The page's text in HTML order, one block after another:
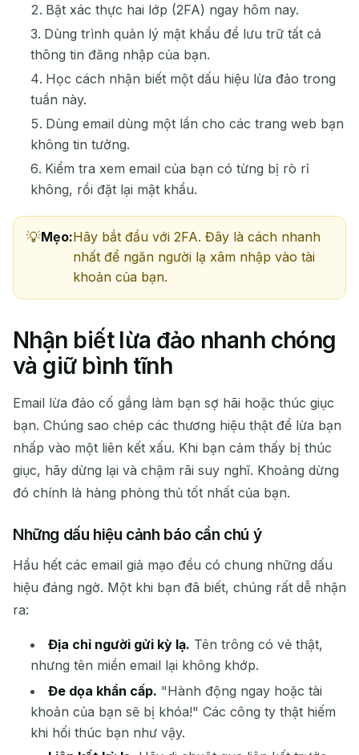
Bật xác thực hai lớp (2FA) ngay hôm nay.
Dùng trình quản lý mật khẩu để lưu trữ tất cả
thông tin đăng nhập của bạn.
Học cách nhận biết một dấu hiệu lừa đảo trong
tuần này.
Dùng email dùng một lần cho các trang web bạn
không tin tưởng.
Kiểm tra xem email của bạn có từng bị rò rỉ
không, rồi đặt lại mật khẩu.
Mẹo:Hãy bắt đầu với 2FA. Đây là cách nhanh
nhất để ngăn người lạ xâm nhập vào tài
khoản của bạn.
Nhận biết lừa đảo nhanh chóng
và giữ bình tĩnh
Email lừa đảo cố gắng làm bạn sợ hãi hoặc thúc giục
bạn. Chúng sao chép các thương hiệu thật để lừa bạn
nhấp vào một liên kết xấu. Khi bạn cảm thấy bị thúc
giục, hãy dừng lại và chậm rãi suy nghĩ. Khoảng dừng
đó chính là hàng phòng thủ tốt nhất của bạn.
Những dấu hiệu cảnh báo cần chú ý
Hầu hết các email giả mạo đều có chung những dấu
hiệu đáng ngờ. Một khi bạn đã biết, chúng rất dễ nhận
ra:
Địa chỉ người gửi kỳ lạ. Tên trông có vẻ thật,
nhưng tên miền email lại không khớp.
Đe dọa khẩn cấp. "Hành động ngay hoặc tài
khoản của bạn sẽ bị khóa!" Các công ty thật hiếm
khi hối thúc bạn như vậy.